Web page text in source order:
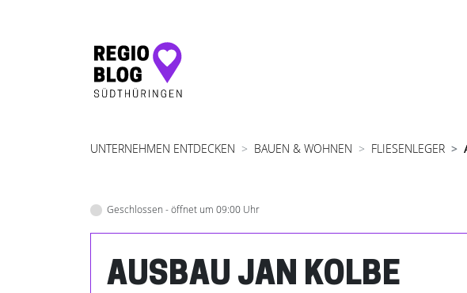
Hauptnavigation
UNTERNEHMEN ENTDECKEN BAUEN & WOHNEN FLIESENLEGER
Geschlossen - öffnet um 09:00 Uhr
AUSBAU JAN KOLBE